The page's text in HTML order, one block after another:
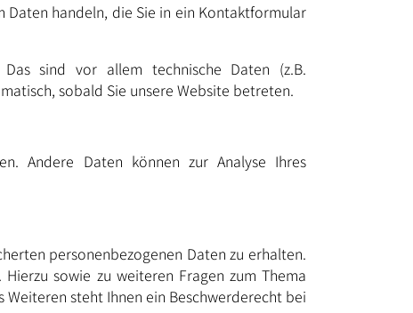
Daten handeln, die Sie in ein Kontaktformular
sind vor allem technische Daten (z.B.
sobald Sie unsere Website betreten.
Andere Daten können zur Analyse Ihres
personenbezogenen Daten zu erhalten.
sowie zu weiteren Fragen zum Thema
Weiteren steht Ihnen ein Beschwerderecht bei